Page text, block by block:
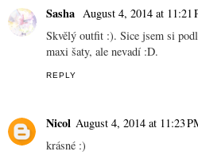
Sasha August 4, 2014 at 11:21
Skvělý outfit :). Sice jsem si
maxi šaty, ale nevadí :D.
REPLY
Nicol August 4, 2014 at 11:23
krásné :)